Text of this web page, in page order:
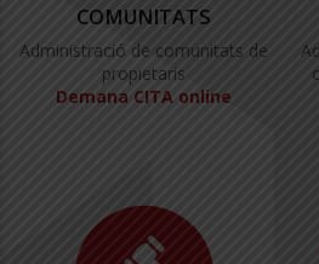
COMUNITATS
Administració de comunitats de
propietaris
Demana CITA online